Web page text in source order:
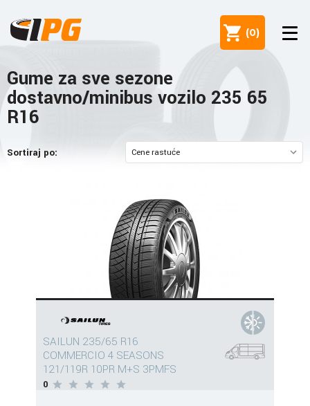
(0)
Gume za sve sezone
dostavno/minibus vozilo 235 65
R16
Sortiraj po:
SAILUN 235/65 R16
COMMERCIO 4 SEASONS
121/119R 10PR M+S 3PMFS
0